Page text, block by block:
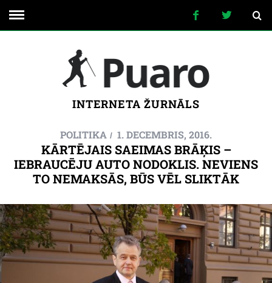
INTERNETA ŽURNĀLS
POLITIKA 1. DECEMBRIS, 2016.
KĀRTĒJAIS SAEIMAS BRĀĶIS –
IEBRAUCĒJU AUTO NODOKLIS. NEVIENS
TO NEMAKSĀS, BŪS VĒL SLIKTĀK